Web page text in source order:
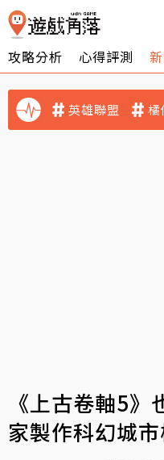
攻略分析 心得評測
英雄聯盟 橘
《上古卷軸5
家製作科幻城